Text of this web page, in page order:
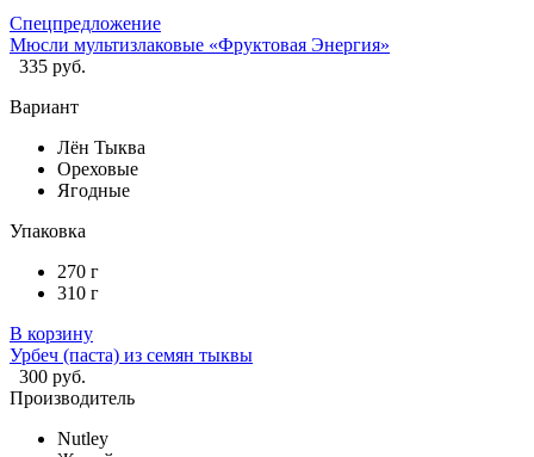
Спецпредложение
Мюсли мультизлаковые «Фруктовая Энергия»
335 руб.
Вариант
Лён Тыква
Ореховые
Ягодные
Упаковка
270 г
310 г
В корзину
Урбеч (паста) из семян тыквы
300 руб.
Производитель
Nutley